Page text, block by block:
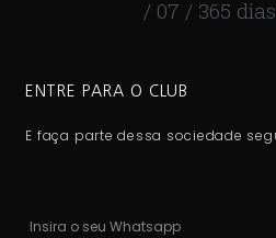
/ 07 / 365
ENTRE PARA O CLUB
E faça parte dessa sociedade